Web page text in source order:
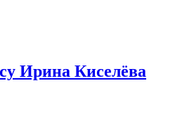
Ирина Киселёва